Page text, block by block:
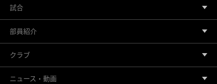
試合
部員紹介
クラブ
ニュース・動画